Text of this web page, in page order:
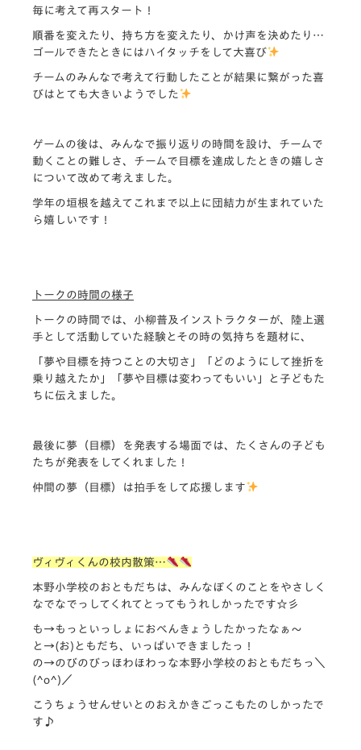
毎に考えて再スタート！
順番を変えたり、持ち方を変えたり、かけ声を決めたり…
ゴールできたときにはハイタッチをして大喜び
チームのみんなで考えて行動したことが結果に繋がった喜
びはとても大きいようでした
ゲームの後は、みんなで振り返りの時間を設け、チームで
動くことの難しさ、チームで目標を達成したときの嬉しさ
について改めて考えました。
学年の垣根を越えてこれまで以上に団結力が生まれていた
ら嬉しいです！
トークの時間の様子
トークの時間では、小柳普及インストラクターが、陸上選
手として活動していた経験とその時の気持ちを題材に、
「夢や目標を持つことの大切さ」「どのようにして挫折を
乗り越えたか」「夢や目標は変わってもいい」と子どもた
ちに伝えました。
最後に夢（目標）を発表する場面では、たくさんの子ども
たちが発表をしてくれました！
仲間の夢（目標）は拍手をして応援します
ヴィヴィくんの校内散策…
本野小学校のおともだちは、みんなぼくのことをやさしく
なでなで っしてくれてとってもうれしかったです☆彡
も→もっといっしょにおべんきょうしたかったなぁ～
と→(お)ともだち、いっぱいできましたっ！
の→のびのびっほわほわっな本野小学校のおともだちっ＼
(^o^)／
こうちょうせんせいとのおえかきごっこもたのしかったで
す♪